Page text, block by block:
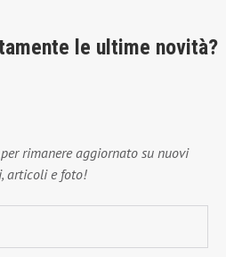
le ultime novità?
rimanere aggiornato su nuovi
articoli e foto!